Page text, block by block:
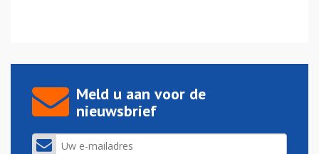
Meld u aan voor de
nieuwsbrief